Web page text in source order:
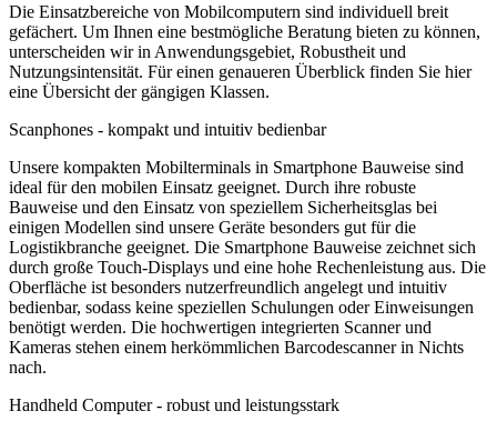
Die Einsatzbereiche von Mobilcomputern sind individuell breit
gefächert. Um Ihnen eine bestmögliche Beratung bieten zu können,
unterscheiden wir in Anwendungsgebiet, Robustheit und
Nutzungsintensität. Für einen genaueren Überblick finden Sie hier
eine Übersicht der gängigen Klassen.
Scanphones - kompakt und intuitiv bedienbar
Unsere kompakten Mobilterminals in Smartphone Bauweise sind
ideal für den mobilen Einsatz geeignet. Durch ihre robuste
Bauweise und den Einsatz von speziellem Sicherheitsglas bei
einigen Modellen sind unsere Geräte besonders gut für die
Logistikbranche geeignet. Die Smartphone Bauweise zeichnet sich
durch große Touch-Displays und eine hohe Rechenleistung aus. Die
Oberfläche ist besonders nutzerfreundlich angelegt und intuitiv
bedienbar, sodass keine speziellen Schulungen oder Einweisungen
benötigt werden. Die hochwertigen integrierten Scanner und
Kameras stehen einem herkömmlichen Barcodescanner in Nichts
nach.
Handheld Computer - robust und leistungsstark